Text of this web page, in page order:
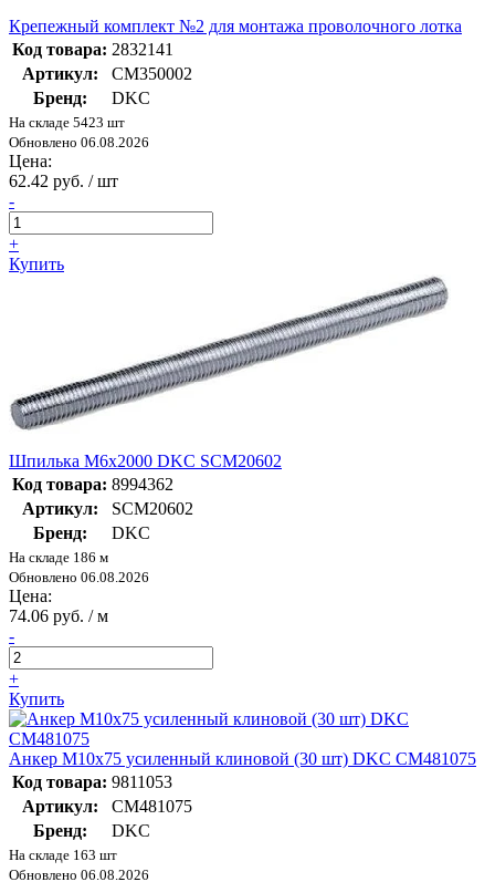
Крепежный комплект №2 для монтажа проволочного лотка
Код товара: 2832141
Артикул:
CM350002
Бренд:
DKC
На складе 5423 шт
Обновлено 06.08.2026
Цена:
62.42 руб. / шт
-
+
Купить
Шпилька М6х2000 DKC SCM20602
Код товара: 8994362
Артикул:
SCM20602
Бренд:
DKC
На складе 186 м
Обновлено 06.08.2026
Цена:
74.06 руб. / м
-
+
Купить
Анкер М10х75 усиленный клиновой (30 шт) DKC CM481075
Код товара: 9811053
Артикул:
CM481075
Бренд:
DKC
На складе 163 шт
Обновлено 06.08.2026